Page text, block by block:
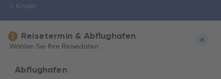
0 Kinder
2 Reisetermin & Abflughafen
Wählen Sie Ihre Reisedaten.
Abflughafen